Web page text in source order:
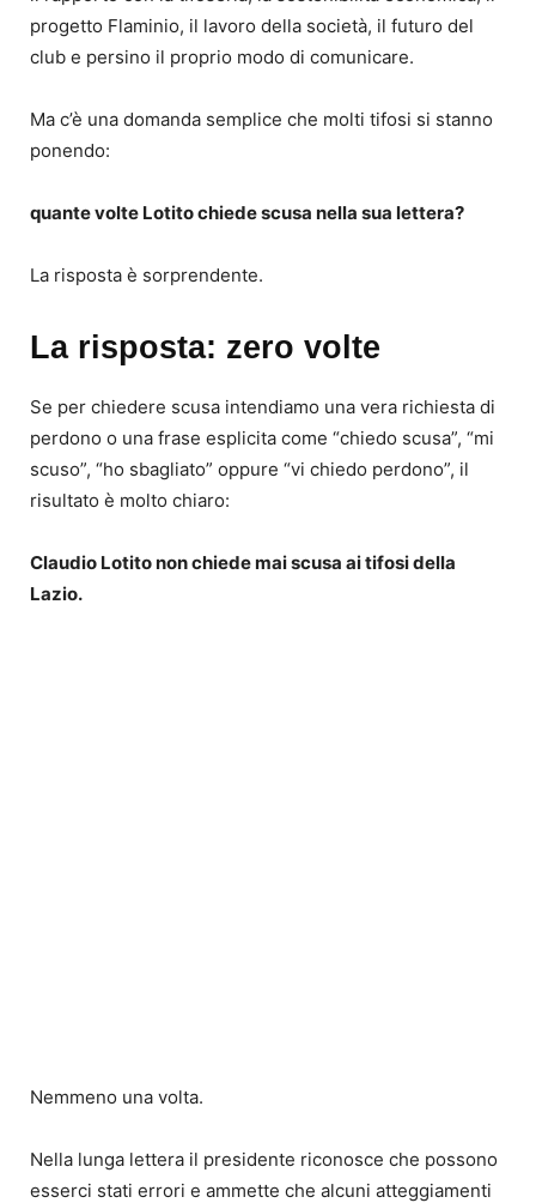
progetto Flaminio, il lavoro della società, il futuro del
club e persino il proprio modo di comunicare.
Ma c’è una domanda semplice che molti tifosi si stanno
ponendo:
quante volte Lotito chiede scusa nella sua lettera?
La risposta è sorprendente.
La risposta: zero volte
Se per chiedere scusa intendiamo una vera richiesta di
perdono o una frase esplicita come “chiedo scusa”, “mi
scuso”, “ho sbagliato” oppure “vi chiedo perdono”, il
risultato è molto chiaro:
Claudio Lotito non chiede mai scusa ai tifosi della
Lazio.
Nemmeno una volta.
Nella lunga lettera il presidente riconosce che possono
esserci stati errori e ammette che alcuni atteggiamenti